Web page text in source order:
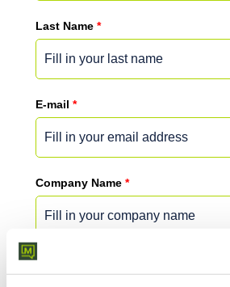
Last Name *
E-mail *
Company Name *
Message